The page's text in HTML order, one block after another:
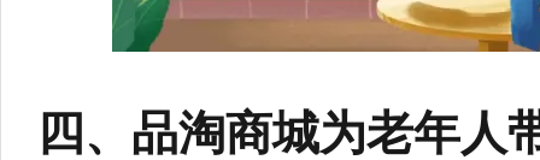
四、品淘商城为老年人